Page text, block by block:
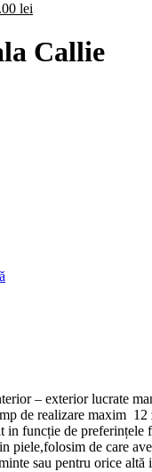
lei
este:
398.00 lei.
Callie
– exterior lucrate
de realizare maxim 12
funcție de preferințele
piele,folosim de care
sau pentru orice